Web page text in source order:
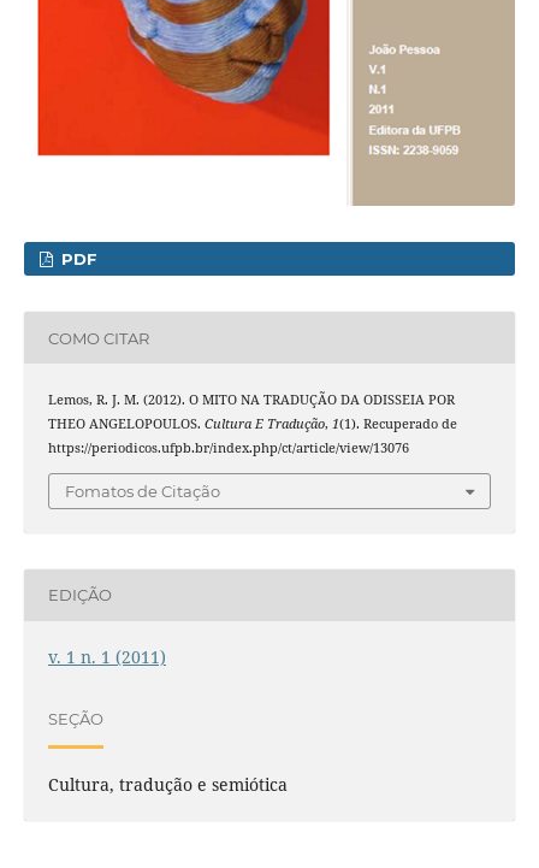
PDF
COMO CITAR
Lemos, R. J. M. (2012). O MITO NA TRADUÇÃO DA ODISSEIA POR
THEO ANGELOPOULOS. Cultura E Tradução, 1(1). Recuperado de
https://periodicos.ufpb.br/index.php/ct/article/view/13076
Fomatos de Citação
EDIÇÃO
v. 1 n. 1 (2011)
SEÇÃO
Cultura, tradução e semiótica